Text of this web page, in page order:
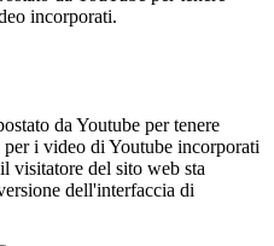
incorporati.
da Youtube per tenere
i video di Youtube incorporati
visitatore del sito web sta
dell'interfaccia di